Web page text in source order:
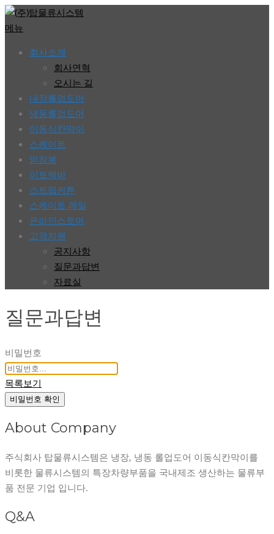
콘
텐
메뉴
회사소개
회사연혁
오시는 길
내장롤업도어
냉동롤업도어
이동식칸막이
스케이트
받침봉
이트랙바
스트립커튼
스케이트 레일
온라인스토어
고객지원
공지사항
질문과답변
자료실
질문과답변
비밀번호
목록보기
비밀번호 확인
About Company
주식회사 탑물류시스템은 냉장, 냉동 롤업도어 이동식칸막이를
비롯한 물류시스템의 특장차량부품을 국내제조 생산하는 물류부
품 전문 기업 입니다.
Q&A